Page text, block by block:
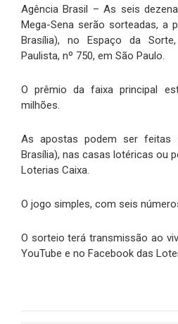
Agência Brasil – As seis
Mega-Sena serão sorteadas, a
Brasília), no Espaço da
Paulista, nº 750, em São Paulo.
O prêmio da faixa principal
milhões.
As apostas podem ser feitas
Brasília), nas casas lotéricas ou
Loterias Caixa.
O jogo simples, com seis
O sorteio terá transmissão ao
YouTube e no Facebook das